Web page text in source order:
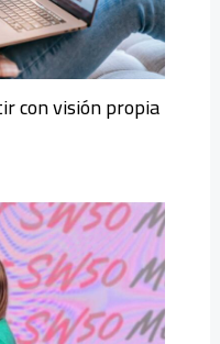
con visión propia